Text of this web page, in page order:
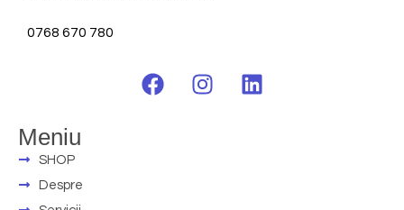
0768 670 780
Meniu
SHOP
Despre